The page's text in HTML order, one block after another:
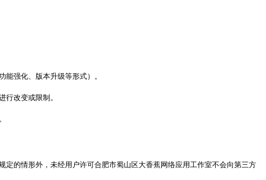
强化、版本升级等形式）。
改变或限制。
的情形外，未经用户许可合肥市蜀山区大香蕉网络应用工作室不会向第三方